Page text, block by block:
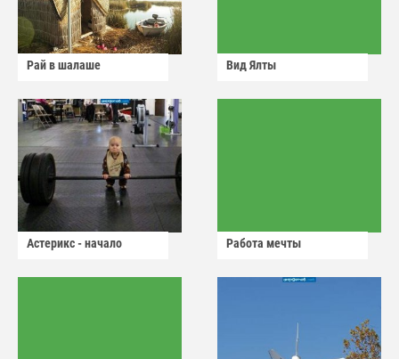
Рай в шалаше Вид Ялты
Астерикс - начало Работа мечты